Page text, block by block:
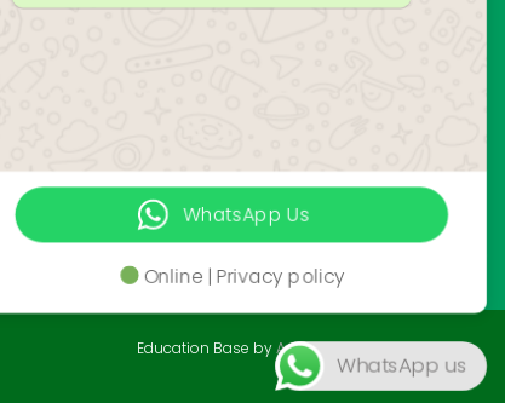
Education Base byAcme Themes
WhatsApp us